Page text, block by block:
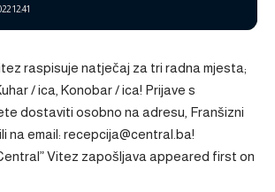
12:41
raspisuje natječaj za tri radna mjesta;
/ ica, Konobar / ica! Prijave s
dostaviti osobno na adresu, Franšizni
na email: recepcija@central.ba!
Vitez zapošljava appeared first on